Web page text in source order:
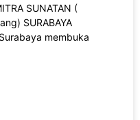
SUNATAN (
SURABAYA
membuka